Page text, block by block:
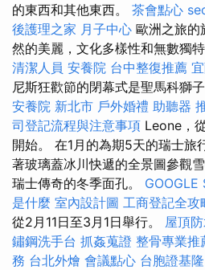
的東西和其他東西。 茶會點心
後護理之家 月子中心 歐洲之旅的
然的美麗，文化多樣性和無數獨
清潔人員 安養院 台中整復推薦
尼斯狂歡節的閉幕式是聖馬科獅
安養院 新北市 戶外婚禮 助聽器
司登記流程與注意事項 Leone，
開始。 在1月的為期5天的瑞士旅
著玻璃蓋冰川快遞的全景圖參觀
瑞士傳奇的冬季面孔。 GOOGLE
是什麼 室內設計圖 工商登記全攻
從2月11日至3月1日舉行。 屋頂
鏽鋼洗手台 抓姦蒐證 整骨專業推
務 台北外燴 會議點心 台胞證基隆